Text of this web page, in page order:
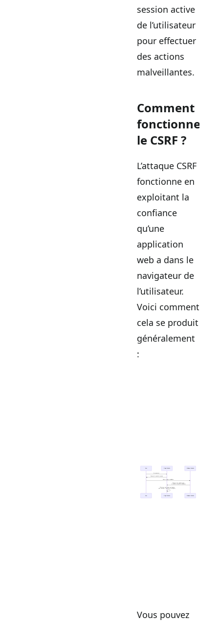
session active
de l’utilisateur
pour effectuer
des actions
malveillantes.
Comment
fonctionne
le CSRF ?
L’attaque CSRF
fonctionne en
exploitant la
confiance
qu’une
application
web a dans le
navigateur de
l’utilisateur.
Voici comment
cela se produit
généralement
:
Vous pouvez